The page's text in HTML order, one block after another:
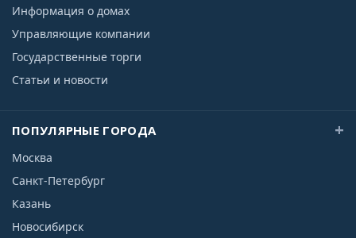
Информация о домах
Управляющие компании
Государственные торги
Статьи и новости
ПОПУЛЯРНЫЕ ГОРОДА
Москва
Санкт-Петербург
Казань
Новосибирск